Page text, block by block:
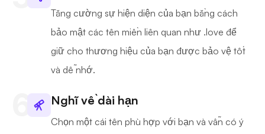
Tăng cường sự hiện diện của bạn bằng cách
bảo mật các tên miền liên quan như .love để
giữ cho thương hiệu của bạn được bảo vệ tốt
và dễ nhớ.
Nghĩ về dài hạn
Chọn một cái tên phù hợp với bạn và vẫn có ý